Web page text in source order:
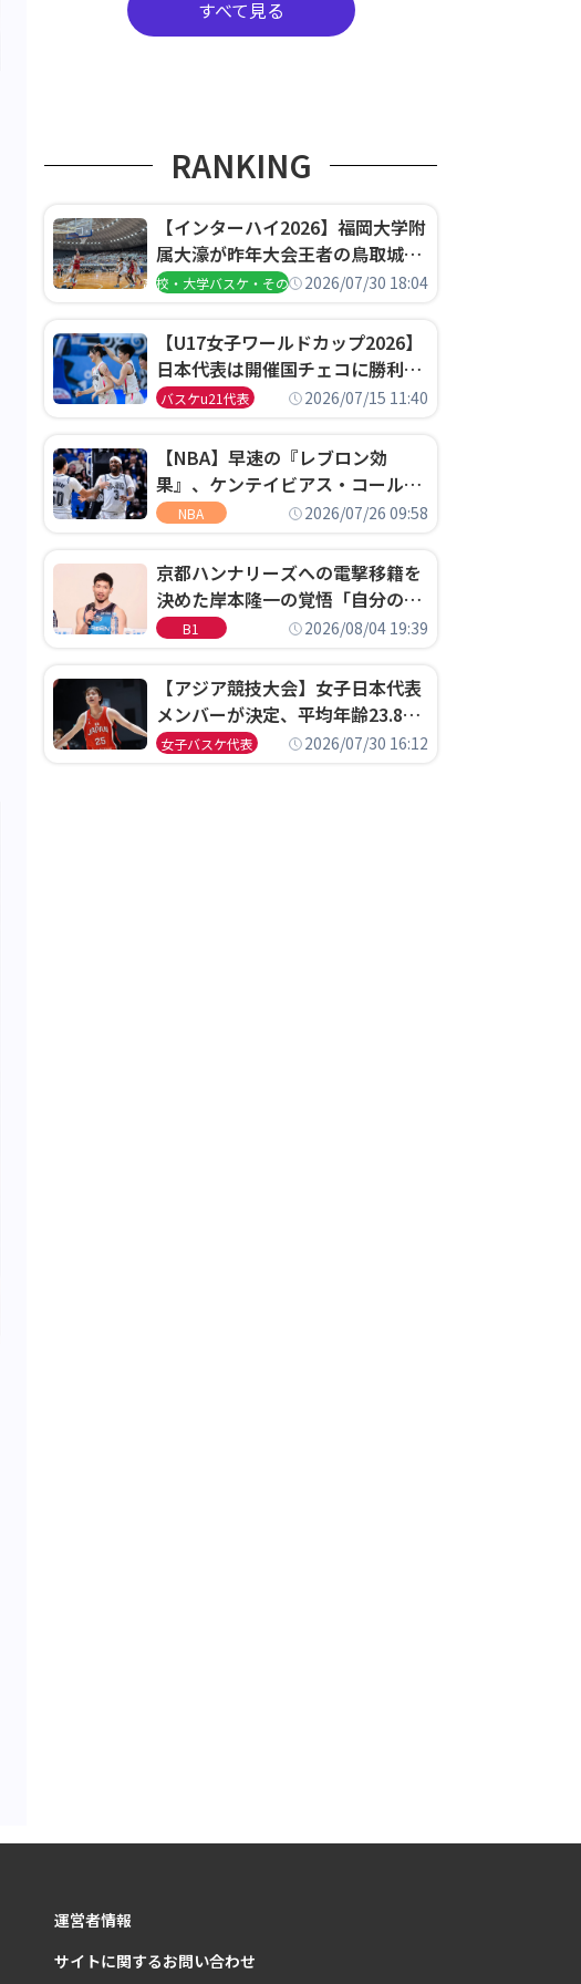
すべて見る
RANKING
【インターハイ2026】福岡大学附
属大濠が昨年大会王者の鳥取城北
を撃破、大阪薫英女学院は岐阜女
高校・大学バスケ・その他2026/07/30 18:04
【U17女子ワールドカップ2026】
日本代表は開催国チェコに勝利し
て予選グループ3連勝で首位通
決定
バスケu21代表 2026/07/15 11:40
【NBA】早速の『レブロン効
果』、ケンテイビアス・コールド
ウェル・ポープがセブンティシク
NBA 2026/07/26 09:58
京都ハンナリーズへの電撃移籍を
決めた岸本隆一の覚悟「自分のエ
ゴというちっぽけなことのため
B1 2026/08/04 19:39
【アジア競技大会】女子日本代表
メンバーが決定、平均年齢23.8歳
のフレッシュなメンバーが日本開
女子バスケ代表 2026/07/30 16:12
運営者情報
サイトに関するお問い合わせ